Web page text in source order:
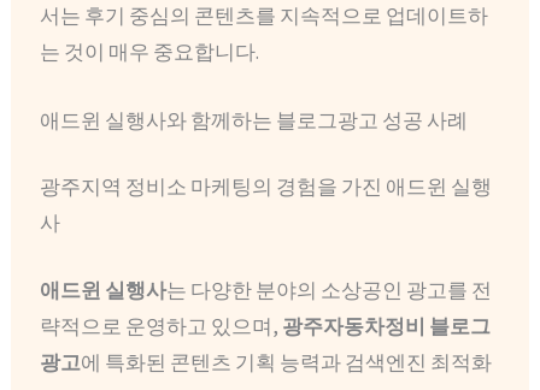
서는 후기 중심의 콘텐츠를 지속적으로 업데이트하
는 것이 매우 중요합니다.
애드윈 실행사와 함께하는 블로그광고 성공 사례
광주지역 정비소 마케팅의 경험을 가진 애드윈 실행
사
애드윈 실행사는 다양한 분야의 소상공인 광고를 전
략적으로 운영하고 있으며, 광주자동차정비 블로그
광고에 특화된 콘텐츠 기획 능력과 검색엔진 최적화